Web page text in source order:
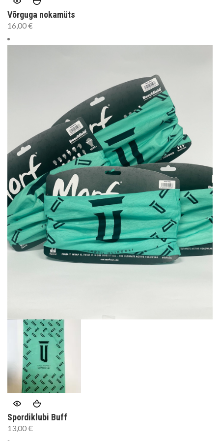
Võrguga nokamüts
16,00€
Spordiklubi Buff
13,00€